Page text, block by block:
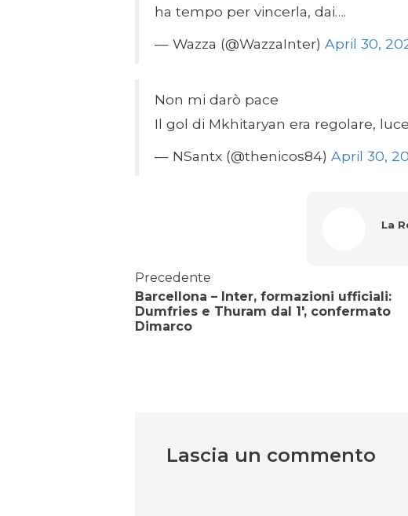
ha tempo per vincerla, dai….
— Wazza (@WazzaInter) April 30,
Non mi darò pace
Il gol di Mkhitaryan era regolare,
— NSantx (@thenicos84) April 30,
La
Precedente
Barcellona – Inter, formazioni ufficiali:
Dumfries e Thuram dal 1′, confermato
Dimarco
Lascia un commento